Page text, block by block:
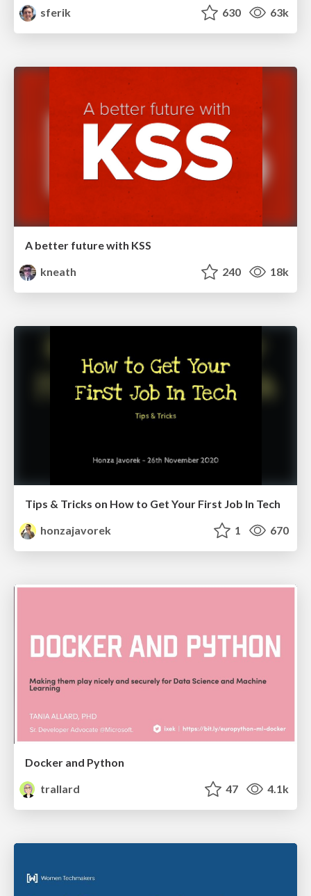
sferik
630 63k
A better future with KSS
kneath
240 18k
Tips & Tricks on How to Get Your First Job In Tech
honzajavorek
1 670
Docker and Python
trallard
47 4.1k